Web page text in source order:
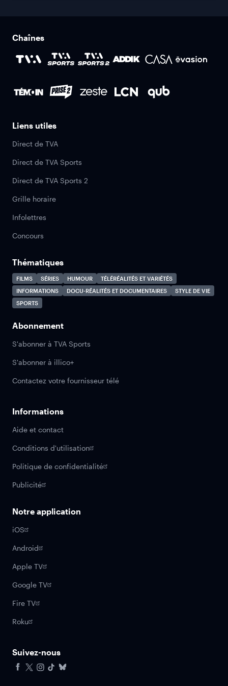
Chaînes
Liens utiles
Direct de TVA
Direct de TVA Sports
Direct de TVA Sports 2
Grille horaire
Infolettres
Concours
Thématiques
FILMS SÉRIES HUMOUR
TÉLÉRÉALITÉS ET VARIÉTÉS
INFORMATIONS
DOCU-RÉALITÉS ET DOCUMENTAIRES
STYLE DE VIE
SPORTS
Abonnement
S'abonner à TVA Sports
S'abonner à illico+
Contactez votre fournisseur télé
Informations
Aide et contact
Conditions d'utilisation
Politique de confidentialité
Publicité
Notre application
iOS
Android
Apple TV
Google TV
Fire TV
Roku
Suivez-nous